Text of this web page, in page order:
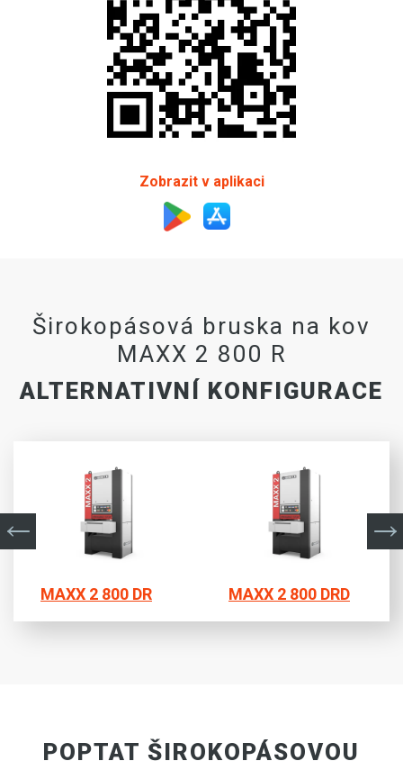
Zobrazit v aplikaci
Širokopásová bruska na kov
MAXX 2 800 R
ALTERNATIVNÍ KONFIGURACE
MAXX 2 800 DR MAXX 2 800 DRD
POPTAT ŠIROKOPÁSOVOU